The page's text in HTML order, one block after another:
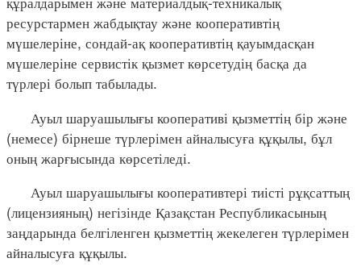
ресурстармен жабдықтау және кооперативтің
мүшелеріне, сондай-ақ кооперативтің қауымдасқан
мүшелеріне сервистік қызмет көрсетудің басқа да
түрлері болып табылады.
Ауыл шаруашылығы кооперативі қызметтің бір және
(немесе) бірнеше түрлерімен айналысуға құқылы, бұл
оның жарғысында көрсетіледі.
Ауыл шаруашылығы кооперативтері тиісті рұқсаттың
(лицензияның) негізінде Қазақстан Республикасының
заңдарында белгіленген қызметтің жекелеген түрлерімен
айналысуға құқылы.